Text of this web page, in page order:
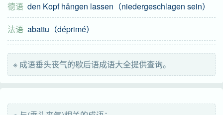
德语 den Kopf hǎngen lassen（niedergeschlagen sein）
法语 abattu（déprimé）
※ 成语垂头丧气的歇后语成语大全提供查询。